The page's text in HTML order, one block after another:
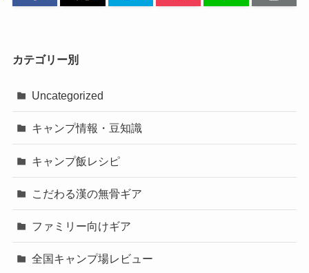
カテゴリー別
Uncategorized
キャンプ情報・豆知識
キャンプ飯レシピ
こだわる漢の無骨ギア
ファミリー向けギア
全国キャンプ場レビュー